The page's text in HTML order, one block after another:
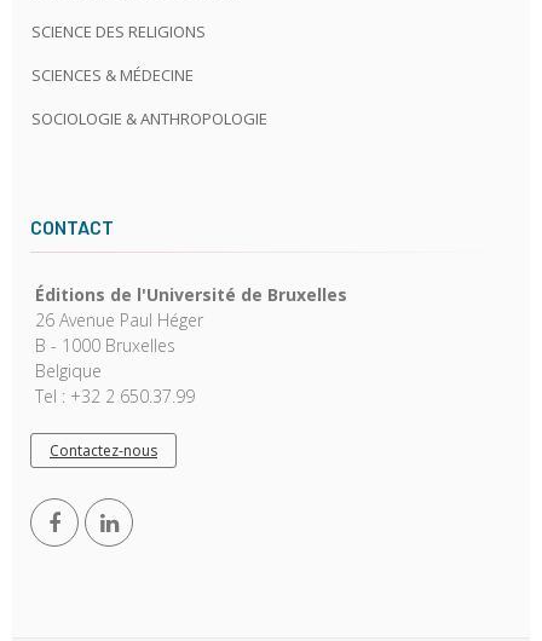
SCIENCE DES RELIGIONS
SCIENCES & MÉDECINE
SOCIOLOGIE & ANTHROPOLOGIE
CONTACT
Éditions de l'Université de Bruxelles
26 Avenue Paul Héger
B - 1000 Bruxelles
Belgique
Tel : +32 2 650.37.99
Contactez-nous